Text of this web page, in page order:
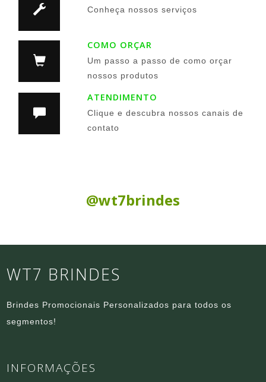
Conheça nossos serviços
COMO ORÇAR
Um passo a passo de como orçar
nossos produtos
ATENDIMENTO
Clique e descubra nossos canais de
contato
@wt7brindes
WT7 BRINDES
Brindes Promocionais Personalizados para todos os
segmentos!
INFORMAÇÕES